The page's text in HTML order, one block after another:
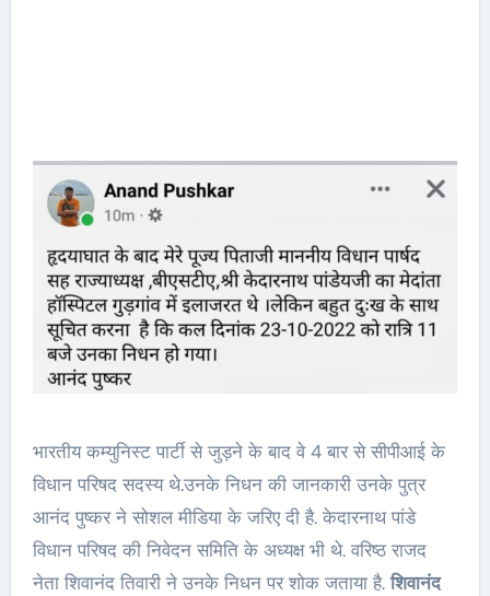
भारतीय कम्युनिस्ट पार्टी से जुड़ने के बाद वे 4 बार से सीपीआई के
विधान परिषद सदस्य थे.उनके निधन की जानकारी उनके पुत्र
आनंद पुष्कर ने सोशल मीडिया के जरिए दी है. केदारनाथ पांडे
विधान परिषद की निवेदन समिति के अध्यक्ष भी थे. वरिष्ठ राजद
नेता शिवानंद तिवारी ने उनके निधन पर शोक जताया है.शिवानंद